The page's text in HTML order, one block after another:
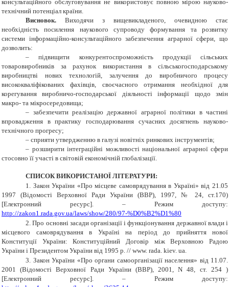
консультаційного обслуговування не використовує повною мірою науково-
технічний потенціал країни.
Висновок. Виходячи з вищевикладеного, очевидною стає
необхідність посилення наукового супроводу формування та розвитку
системи інформаційно-консультаційного забезпечення аграрної сфери, що
дозволить:
– підвищити конкурентоспроможність продукції сільських
товаровиробників за рахунок використання в сільськогосподарському
виробництві нових технологій, залучення до виробничого процесу
висококваліфікованих фахівців, своєчасного отримання необхідної для
корегування виробничо-господарської діяльності інформації щодо змін
макро- та мікросередовища;
– забезпечити реалізацію державної аграрної політики в частині
впровадження в практику господарювання сучасних досягнень науково-
технічного прогресу;
– сприяти утвердженню в галузі новітніх ринкових інструментів;
– розширити інтеграційні можливості національної аграрної сфери
стосовно її участі в світовій економічній глобалізації.
СПИСОК ВИКОРИСТАНОЇ ЛІТЕРАТУРИ:
1. Закон України «Про місцеве самоврядування в Україні» від 21.05
1997 (Відомості Верховної Ради України (ВВР), 1997, № 24, ст.170)
[Електронний ресурс]. – Режим доступу:
http://zakon1.rada.gov.ua/laws/show/280/97-%D0%B2%D1%80
2. Про основні засади організації і функціонування державної влади і
місцевого самоврядування в Україні на період до прийняття нової
Конституції України: Конституційний Договір між Верховною Радою
України і Президентом України від 1995 р. // www. rada. kiev. ua.
3. Закон України «Про органи самоорганізації населення» від 11.07.
2001 (Відомості Верховної Ради України (ВВР), 2001, N 48, ст. 254 )
[Електронний ресурс]. – Режим доступу: